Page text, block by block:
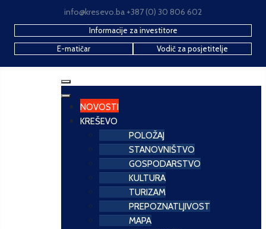
info@kresevo.ba +387 (0) 30 806 602
Informacije za investitore
E-matičar
Vodič za posjetitelje
NOVOSTI
KREŠEVO
POLOŽAJ
STANOVNIŠTVO
GOSPODARSTVO
KULTURA
TURIZAM
PREPOZNATLJIVOST
MAPA